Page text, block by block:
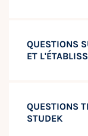
QUESTIONS
ET
QUESTIONS
STUDEK